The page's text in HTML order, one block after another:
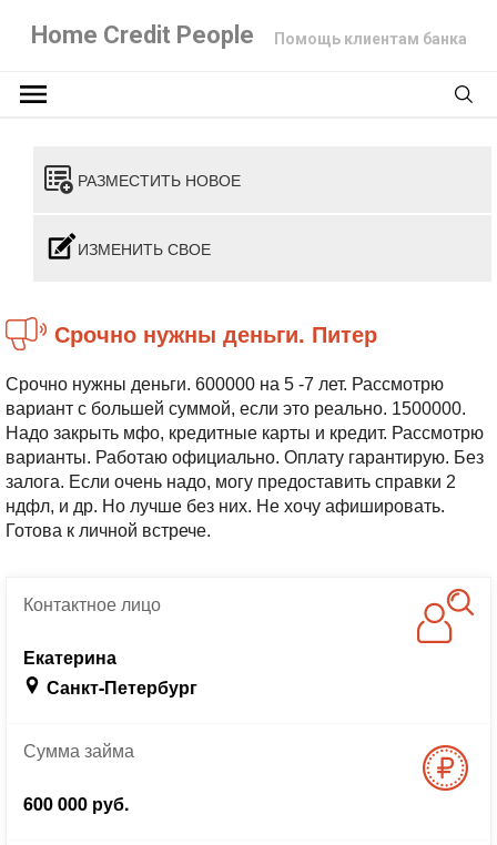
Home Credit People Помощь клиентам банка
РАЗМЕСТИТЬ НОВОЕ
ИЗМЕНИТЬ СВОЕ
Срочно нужны деньги. Питер
Срочно нужны деньги. 600000 на 5 -7 лет. Рассмотрю
вариант с большей суммой, если это реально. 1500000.
Надо закрыть мфо, кредитные карты и кредит. Рассмотрю
варианты. Работаю официально. Оплату гарантирую. Без
залога. Если очень надо, могу предоставить справки 2
ндфл, и др. Но лучше без них. Не хочу афишировать.
Готова к личной встрече.
Контактноелицо
Екатерина
Санкт-Петербург
Суммазайма
600 000 руб.